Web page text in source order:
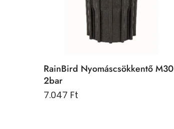
RainBird Nyomáscsökkentő M30
2bar
7.047 Ft